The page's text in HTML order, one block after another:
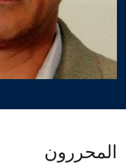
المحررون